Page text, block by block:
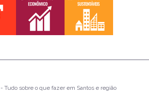
- Tudo sobre o que fazer em Santos e região